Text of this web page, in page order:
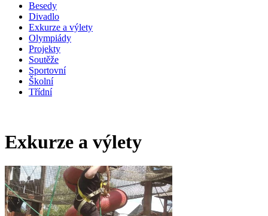
Besedy
Divadlo
Exkurze a výlety
Olympiády
Projekty
Soutěže
Sportovní
Školní
Třídní
Exkurze a výlety